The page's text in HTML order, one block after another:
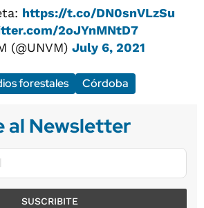
https://t.co/DN0snVLzSu
2oJYnMNtD7
(@UNVM) July 6, 2021
forestales Córdoba
al Newsletter
SUSCRIBITE